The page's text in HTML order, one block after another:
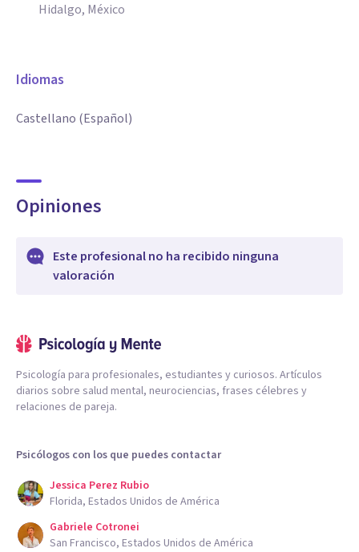
Hidalgo, México
Idiomas
Castellano (Español)
Opiniones
Este profesional no ha recibido ninguna
valoración
Psicología para profesionales, estudiantes y curiosos. Artículos
diarios sobre salud mental, neurociencias, frases célebres y
relaciones de pareja.
Psicólogos con los que puedes contactar
Jessica Perez Rubio
Florida, Estados Unidos de América
Gabriele Cotronei
San Francisco, Estados Unidos de América